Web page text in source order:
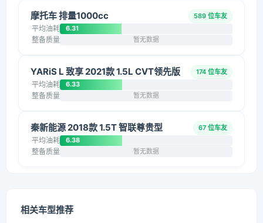
摩托车 排量1000cc 589 位车友
平均油耗 6.31
整备质量 暂无数据
YARiS L 致享 2021款 1.5L CVT领先版 174 位车友
平均油耗 6.33
整备质量 暂无数据
秦新能源 2018款 1.5T 智联尊贵型 67 位车友
平均油耗 6.38
整备质量 暂无数据
相关车型推荐